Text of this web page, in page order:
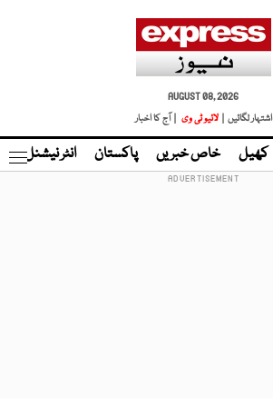
AUGUST 08, 2026
اشتہار لگائیں |
لائیو ٹی وی | آج کا اخبار
کھیل خاص خبریں پاکستان انٹر نیشنل